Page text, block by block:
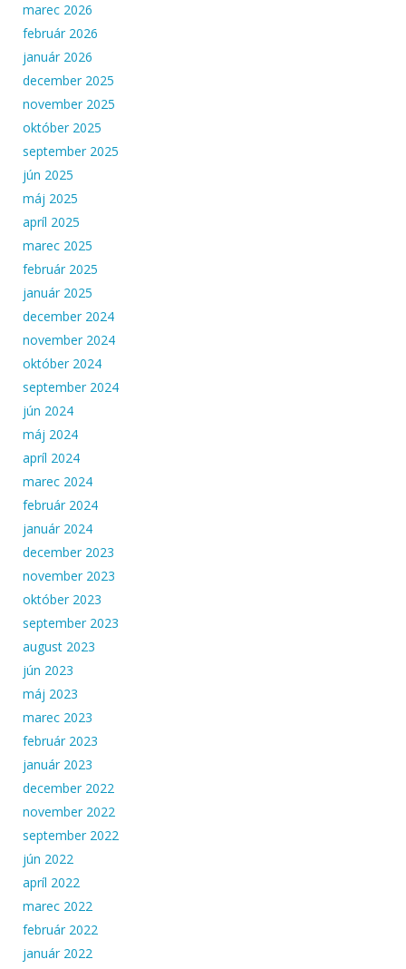
marec 2026
február 2026
január 2026
december 2025
november 2025
október 2025
september 2025
jún 2025
máj 2025
apríl 2025
marec 2025
február 2025
január 2025
december 2024
november 2024
október 2024
september 2024
jún 2024
máj 2024
apríl 2024
marec 2024
február 2024
január 2024
december 2023
november 2023
október 2023
september 2023
august 2023
jún 2023
máj 2023
marec 2023
február 2023
január 2023
december 2022
november 2022
september 2022
jún 2022
apríl 2022
marec 2022
február 2022
január 2022